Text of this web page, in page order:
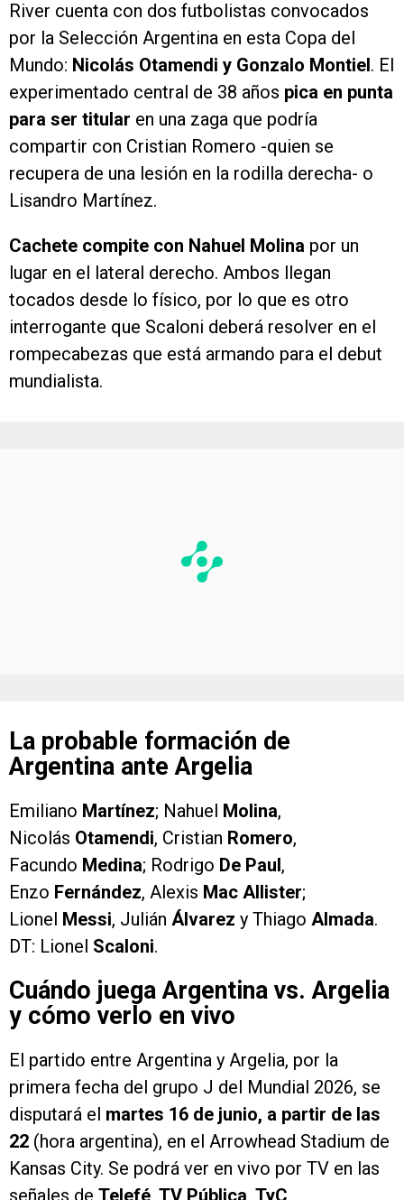
River cuenta con dos futbolistas convocados
por la Selección Argentina en esta Copa del
Mundo: Nicolás Otamendi y Gonzalo Montiel. El
experimentado central de 38 años pica en punta
para ser titular en una zaga que podría
compartir con Cristian Romero -quien se
recupera de una lesión en la rodilla derecha- o
Lisandro Martínez.
Cachete compite con Nahuel Molina por un
lugar en el lateral derecho. Ambos llegan
tocados desde lo físico, por lo que es otro
interrogante que Scaloni deberá resolver en el
rompecabezas que está armando para el debut
mundialista.
La probable formación de
Argentina ante Argelia
Emiliano Martínez; Nahuel Molina,
Nicolás Otamendi, Cristian Romero,
Facundo Medina; Rodrigo De Paul,
Enzo Fernández, Alexis Mac Allister;
Lionel Messi, Julián Álvarez y Thiago Almada.
DT: Lionel Scaloni.
Cuándo juega Argentina vs. Argelia
y cómo verlo en vivo
El partido entre Argentina y Argelia, por la
primera fecha del grupo J del Mundial 2026, se
disputará el martes 16 de junio, a partir de las
22 (hora argentina), en el Arrowhead Stadium de
Kansas City. Se podrá ver en vivo por TV en las
señales de Telefé, TV Pública, TyC